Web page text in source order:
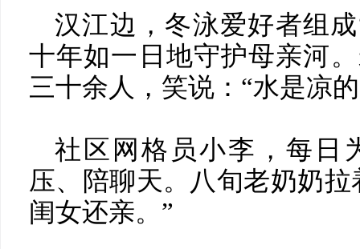
汉江边，冬泳爱好者组
十年如一日地守护母亲河
三十余人，笑说：“水是凉
社区网格员小李，每日
压、陪聊天。八旬老奶奶
闺女还亲。”